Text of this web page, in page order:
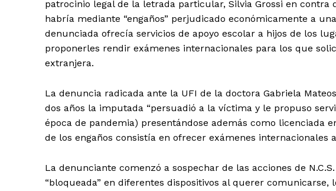
patrocinio legal de la letrada particular, Silvia Grossi en contra
habría mediante “engaños” perjudicado económicamente a
denunciada ofrecía servicios de apoyo escolar a hijos de los
proponerles rendir exámenes internacionales para los que
extranjera.
La denuncia radicada ante la UFI de la doctora Gabriela
dos años la imputada “persuadió a la víctima y le propuso
época de pandemia) presentándose además como licenciada
de los engaños consistía en ofrecer exámenes internacionales
La denunciante comenzó a sospechar de las acciones de
“bloqueada” en diferentes dispositivos al querer